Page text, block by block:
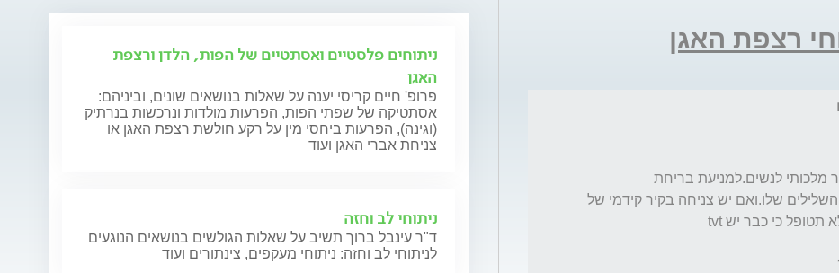
רצפת האגן
ניתוחים פלסטיים ואסתטיים של הפות, הלדן ורצפת
האגן
פרופ' חיים קריסי יענה על שאלות בנושאים שונים, וביניהם:
אסתטיקה של שפתי הפות, הפרעות מולדות ונרכשות בנרתיק
(וגינה), הפרעות ביחסי מין על רקע חולשת רצפת האגן או
צניחת אברי האגן ועוד
ניתוחי לב וחזה
ד"ר עינבל ברוך תשיב על שאלות הגולשים בנושאים הנוגעים
לניתוחי לב וחזה: ניתוחי מעקפים, צינתורים ועוד